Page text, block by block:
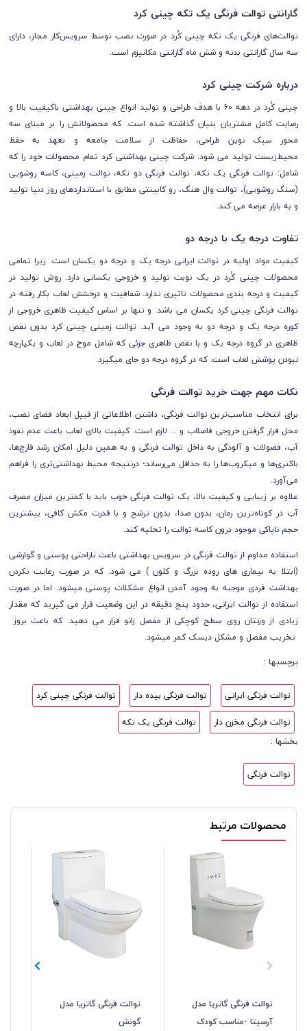
گارانتی توالت فرنگی یک تکه چینی کرد
توالت‌های فرنگی یک تکه چینی کُرد در صورت نصب توسط سرویس‌کار مجاز، دارای
سه سال گارانتی بدنه و شش ماه گارانتی مکانیزم است.
درباره شرکت چینی کرد
چینی کُرد در دهه 60 با هدف طراحی و تولید انواع چینی بهداشتی باکیفیت بالا و
رضایت کامل مشتریان بنیان گذاشته شده است. که محصولاتش را بر مبنای سه
محور سبک نوین طراحی، حفاظت از سلامت جامعه و تعهد به حفظ
محیط‌زیست تولید می شود. شرکت چینی بهداشتی کرد تمام محصولات خود را که
شامل: توالت فرنگی یک تکه، توالت فرنگی دو تکه، توالت زمینی، کاسه روشویی
(سنگ روشویی)، توالت وال هنگ، رو کابینتی مطابق با استانداردهای روز دنیا تولید
و به بازار عرضه می کند.
تفاوت درجه یک با درجه دو
کیفیت مواد اولیه در توالت ایرانی درجه یک و درجه دو یکسان است. زیرا تمامی
محصولات چینی کُرد در یک نوبت تولید و خروجی یکسانی دارد. روش تولید در
کیفیت و درجه بندی محصولات تاثیری ندارد. شفافیت و درخشش لعاب بکار رفته در
توالت فرنگی چینی کرد یکسان می باشد. و تنها بر اساس کیفیت ظاهری خروجی از
کوره درجه یک و درجه دو به وجود می آید. توالت زمینی چینی کرد بدون نقص
ظاهری در گروه درجه یک و با نقص ظاهری جزئی که شامل موج در لعاب و یکپارچه
نبودن پوشش لعاب است. که در گروه درجه دو جای میگیرد.
نکات مهم جهت خرید توالت فرنگی
برای انتخاب مناسب‌ترین توالت فرنگی، داشتن اطلاعاتی از قبیل ابعاد فضای نصب،
محل قرار گرفتن خروجی فاضلاب و ... لازم است. کیفیت بالای لعاب باعث عدم نفوذ
آب، فضولات و آلودگی به داخل توالت فرنگی و به همین دلیل امکان رشد قارچ‌ها،
باکتری‌ها و میکروب‌ها را به حداقل می‌رساند؛ درنتیجه محیط بهداشتی‌تری را فراهم
می‌آورد.
علاوه بر زیبایی و کیفیت بالا، یک توالت فرنگی خوب باید با کمترین میزان مصرف
آب در کوتاه‌ترین زمان، بدون صدا، بدون ترشح و با قدرت مکش کافی، بیشترین
حجم ناپاکی موجود درون کاسه توالت را تخلیه کند.
استفاده مداوم از توالت فرنگی در سرویس بهداشتی باعث ناراحتی پوستی و گوارشی
(ابتلا به بیماری های روده بزرگ و کلون ) می شود. که در صورت رعایت نکردن
بهداشت فردی موجبه به وجود آمدن انواع مشکلات پوستی میشود. اما در صورت
استفاده از توالت ایرانی، حدود پنج دقيقه در اين وضعيت قرار می گيريد که مقدار
زيادی از وزنتان روی سطح کوچکی از مفصل زانو قرار مي دهيد. که باعث بروز
تخریب مفصل و مشکل دیسک کمر میشود.
برچسبها :
توالت فرنگی ایرانی توالت فرنگی بیده دار
توالت فرنگی چینی کرد
توالت فرنگی مخزن دار
توالت فرنگی یک تکه
بخشها :
توالت فرنگی
محصولات مرتبط
توالت فرنگی گاتریا مدل
آرسیتا -مناسب کودک
توالت فرنگی گاتریا مدل
گونش